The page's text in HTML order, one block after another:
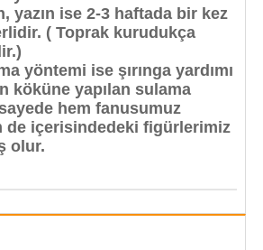
yazın ise 2-3 haftada bir kez
( Toprak kurudukça
yöntemi ise şırınga yardımı
köküne yapılan sulama
hem fanusumuz
de içerisindedeki figürlerimiz
olur.